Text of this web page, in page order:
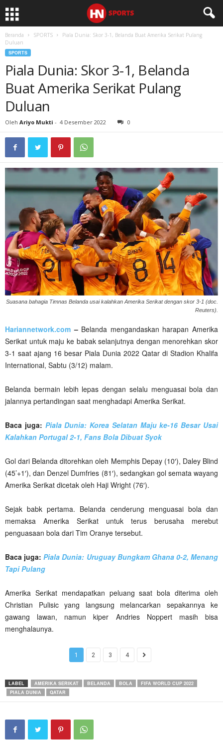
Beranda SPORTS
Piala Dunia: Skor 3-1, Belanda Buat Amerika Serikat Pulang
Duluan
SPORTS
Piala Dunia: Skor 3-1, Belanda
Buat Amerika Serikat Pulang
Duluan
Oleh Ariyo Mukti - 4 Desember 2022 0
Suasana bahagia Timnas Belanda usai kalahkan Amerika Serikat dengan skor 3-1 (doc.
Reuters).
Hariannetwork.com – Belanda mengandaskan harapan Amerika
Serikat untuk maju ke babak selanjutnya dengan menorehkan skor
3-1 saat ajang 16 besar Piala Dunia 2022 Qatar di Stadion Khalifa
International, Sabtu (3/12) malam.
Belanda bermain lebih lepas dengan selalu menguasai bola dan
jalannya pertandingan saat menghadapi Amerika Serikat.
Baca juga: Piala Dunia: Korea Selatan Maju ke-16 Besar Usai
Kalahkan Portugal 2-1, Fans Bola Dibuat Syok
Gol dari Belanda ditorehkan oleh Memphis Depay (10′), Daley Blind
(45’+1′), dan Denzel Dumfries (81′), sedangkan gol semata wayang
Amerika Serikat dicetak oleh Haji Wright (76′).
Sejak babk pertama. Belanda cenderung menguasai bola dan
memaksa Amerika Serikat untuk terus berusaha merebut
penguasaan bola dari Tim Oranye tersebut.
Baca juga:Piala Dunia: Uruguay Bungkam Ghana 0-2, Menang
Tapi Pulang
Amerika Serikat mendapatkan peluang saat bola diterima oleh
Christian Pulisic yang langsung melancarkan sepakannya ke
gawang lawan, namun kiper Andries Noppert masih bisa
menghalaunya.
1 2 3 4
LABEL AMERIKA SERIKAT BELANDA BOLA
FIFA WORLD CUP 2022
PIALA DUNIA
QATAR